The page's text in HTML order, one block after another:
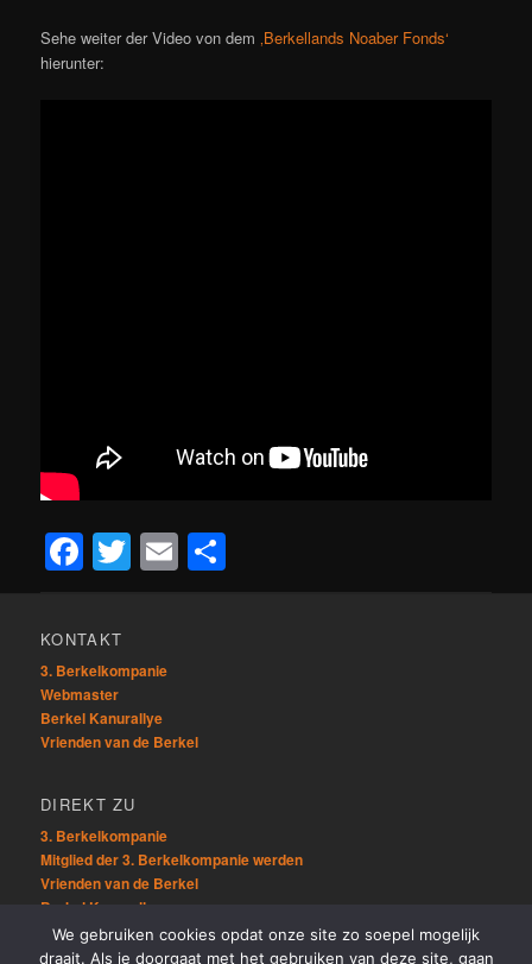
Sehe weiter der Video von dem‚Berkellands Noaber Fonds‘
hierunter:
Facebook
Twitter
Email
KONTAKT
3. Berkelkompanie
Webmaster
Berkel Kanurallye
Vrienden van de Berkel
DIREKT ZU
3. Berkelkompanie
Mitglied der 3. Berkelkompanie werden
Vrienden van de Berkel
Berkel Kanurallye
We gebruiken cookies opdat onze site zo soepel mogelijk
draait. Als je doorgaat met het gebruiken van deze site, gaan